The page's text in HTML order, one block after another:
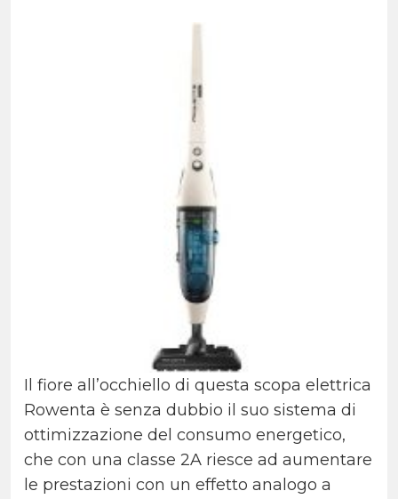
Il fiore all’occhiello di questa scopa elettrica
Rowenta è senza dubbio il suo sistema di
ottimizzazione del consumo energetico,
che con una classe 2A riesce ad aumentare
le prestazioni con un effetto analogo a